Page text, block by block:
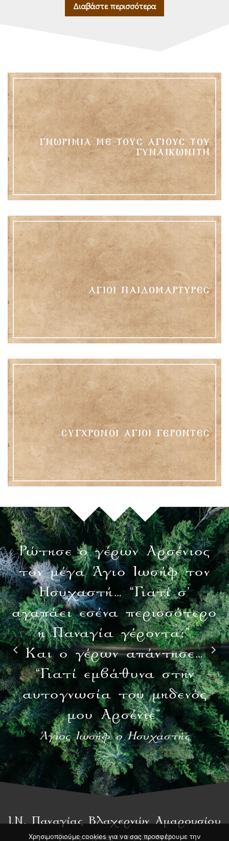
Διαβάστε περισσότερα
ΓΝΩΡΙΜΊΑ ΜΕ ΤΟΥΣ ΑΓΊΟΥΣ ΤΟΥ
ΓΥΝΑΙΚΩΝΊΤΗ
ΆΓΙΟΙ ΠΑΙΔΟΜΆΡΤΥΡΕΣ
ΣΎΓΧΡΟΝΟΙ ΆΓΙΟΙ ΓΈΡΟΝΤΕΣ
Ρώτησε ο γέρων Αρσένιος
τον μέγα Άγιο Ιωσήφ τον
Ησυχαστή… “Γιατί σ’
αγαπάει εσένα περισσότερο
η Παναγία γέροντα;”
Και ο γέρων απάντησε…
“Γιατί εμβάθυνα στην
αυτογνωσία του μηδενός
μου Αρσένιε”
Άγιος Ιωσήφ ο Ησυχαστής
Ι.Ν. Παναγίας Βλαχερνών Αμαρουσίου
Λεωφ. Κηφισίας 40 Μαρούσι, 151 25
Χρησιμοποιούμε cookies για να σας προσφέρουμε την